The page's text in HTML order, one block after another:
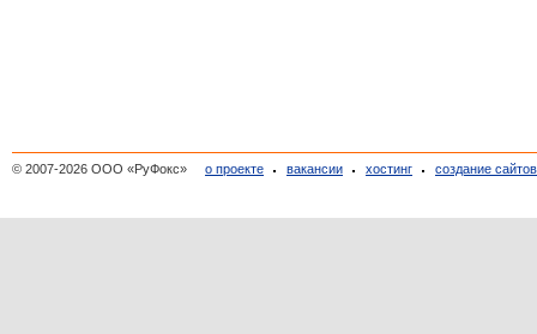
© 2007-2026 ООО «РуФокс» о проекте вакансии хостинг создание сайтов